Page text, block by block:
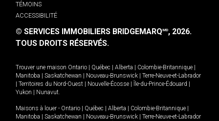
TÉMOINS
ACCESSIBILITÉ
© SERVICES IMMOBILIERS BRIDGEMARQMD, 2026.
TOUS DROITS RÉSERVÉS.
Trouver une maison Ontario Québec Alberta Colombie-Britannique
Manitoba
Saskatchewan Nouveau-Brunswick
Terre-Neuve-et-Labrador
Territoires du Nord-Ouest Nouvelle-Écosse Île-du-Prince-Édouard
Yukon
Nunavut.
Maisons à louer - Ontario Québec Alberta Colombie-Britannique
Manitoba
Saskatchewan Nouveau-Brunswick
Terre-Neuve-et-Labrador